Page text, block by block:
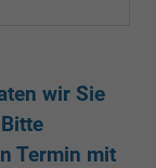
wir Sie
Termin mit